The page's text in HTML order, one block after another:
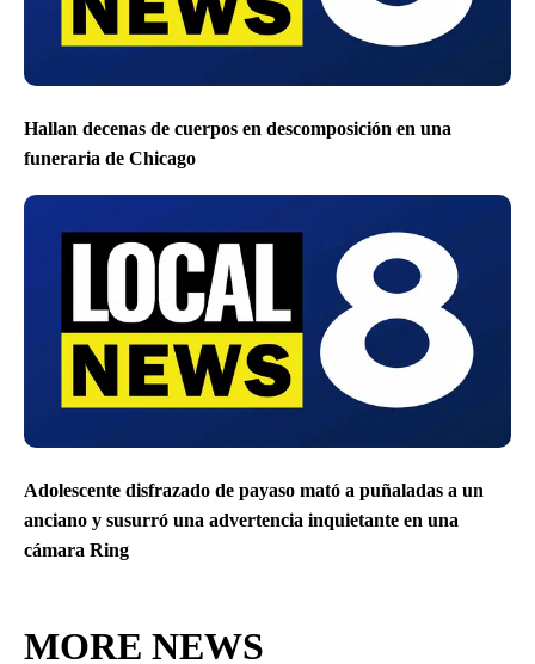
Hallan decenas de cuerpos en descomposición en una
funeraria de Chicago
Adolescente disfrazado de payaso mató a puñaladas a un
anciano y susurró una advertencia inquietante en una
cámara Ring
MORE NEWS